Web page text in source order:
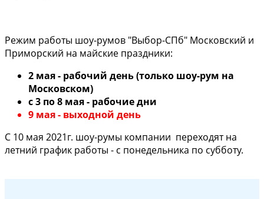
Режим работы шоу-румов "Выбор-СПб" Московский и
Приморский на майские праздники:
2 мая - рабочий день (только шоу-рум на
Московском)
с 3 по 8 мая - рабочие дни
9 мая - выходной день
С 10 мая 2021г. шоу-румы компании переходят на
летний график работы - с понедельника по субботу.